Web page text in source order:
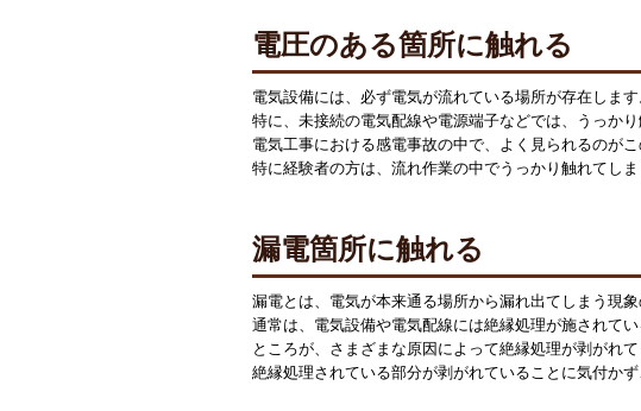
電圧のある箇所に触れる
電気設備には、必ず電気が流れている場所が存在します
特に、未接続の電気配線や電源端子などでは、うっか
電気工事における感電事故の中で、よく見られるのがこ
特に経験者の方は、流れ作業の中でうっかり触れてし
漏電箇所に触れる
漏電とは、電気が本来通る場所から漏れ出てしまう現象
通常は、電気設備や電気配線には絶縁処理が施されて
ところが、さまざまな原因によって絶縁処理が剥がれ
絶縁処理されている部分が剥がれていることに気付か